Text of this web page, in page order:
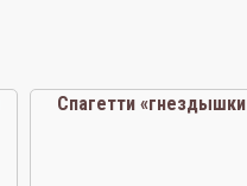
Спагетти «гнездышки